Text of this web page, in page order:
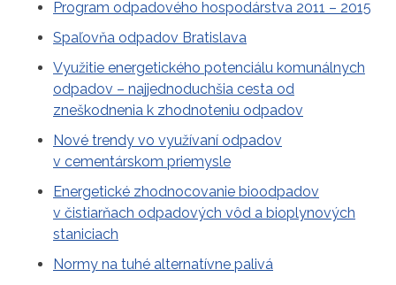
Program odpadového hospodárstva 2011 – 2015
Spaľovňa odpadov Bratislava
Využitie energetického potenciálu komunálnych
odpadov – najjednoduchšia cesta od
zneškodnenia k zhodnoteniu odpadov
Nové trendy vo využívaní odpadov
v cementárskom priemysle
Energetické zhodnocovanie bioodpadov
v čistiarňach odpadových vôd a bioplynových
staniciach
Normy na tuhé alternatívne palivá